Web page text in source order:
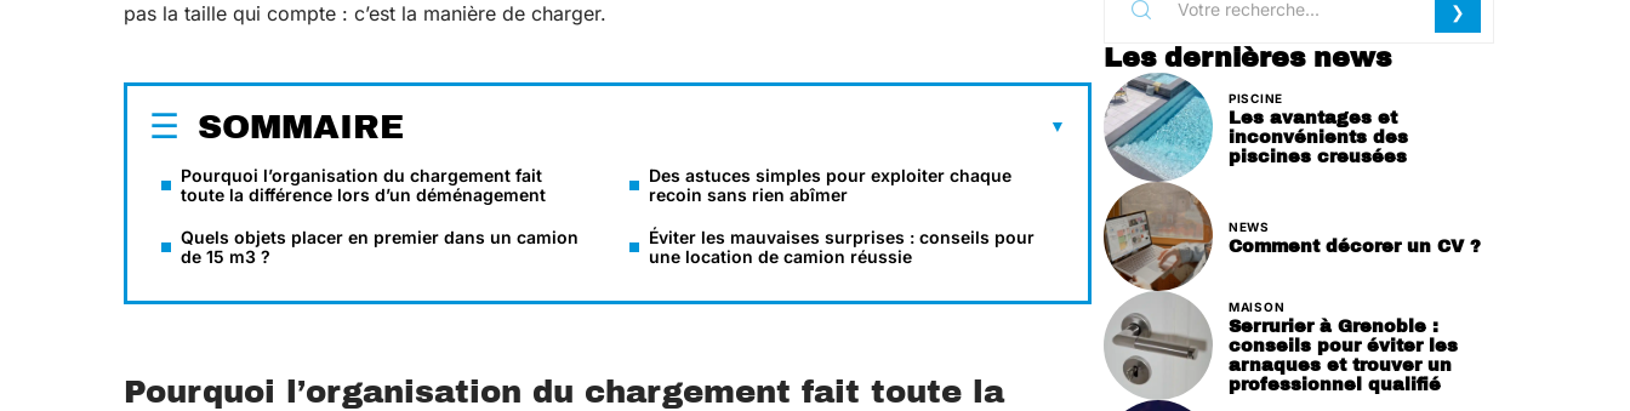
pas la taille qui compte : c’est la manière de charger.
SOMMAIRE
Pourquoi l’organisation du chargement fait
toute la différence lors d’un déménagement
Quels objets placer en premier dans un camion
de 15 m3 ?
Des astuces simples pour exploiter chaque
recoin sans rien abîmer
Éviter les mauvaises surprises : conseils pour
une location de camion réussie
Pourquoi l’organisation du chargement fait toute la
Les dernières news
PISCINE
Les avantages et
inconvénients des
piscines creusées
NEWS
Comment décorer un CV ?
MAISON
Serrurier à Grenoble :
conseils pour éviter les
arnaques et trouver un
professionnel qualifié